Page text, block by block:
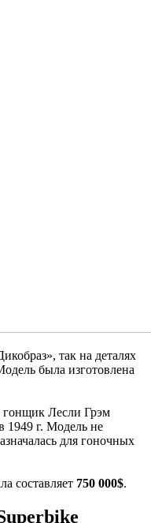
так на деталях
была изготовлена
гонщик Лесли Грэм
1949 г. Модель не
для гоночных
составляет 750 000$.